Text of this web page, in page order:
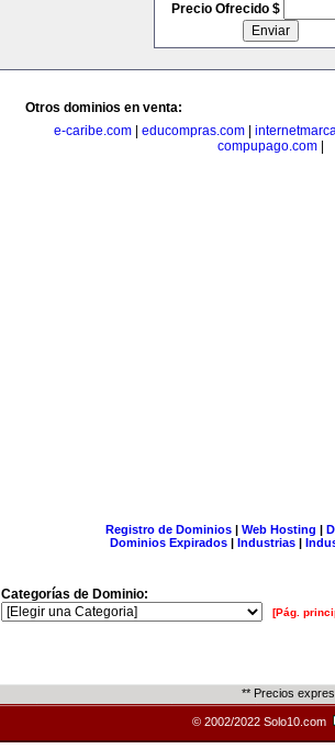
Precio Ofrecido $
Otros dominios en venta:
e-caribe.com| educompras.com|
compupago.com|
Registro de Dominios| Web Hosting |
Dominios Expirados | Industrias |
Categorías de Dominio:
[Pág.
** Precios
© 2002/2022 Solo10.com